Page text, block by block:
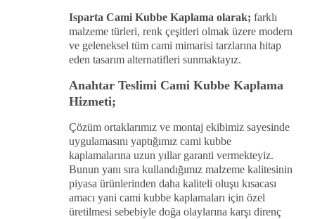
Isparta Cami Kubbe Kaplama olarak; farklı
malzeme türleri, renk çeşitleri olmak üzere modern
ve geleneksel tüm cami mimarisi tarzlarına hitap
eden tasarım alternatifleri sunmaktayız.
Anahtar Teslimi Cami Kubbe Kaplama
Hizmeti;
Çözüm ortaklarımız ve montaj ekibimiz sayesinde
uygulamasını yaptığımız cami kubbe
kaplamalarına uzun yıllar garanti vermekteyiz.
Bunun yanı sıra kullandığımız malzeme kalitesinin
piyasa ürünlerinden daha kaliteli oluşu kısacası
amacı yani cami kubbe kaplamaları için özel
üretilmesi sebebiyle doğa olaylarına karşı direnç